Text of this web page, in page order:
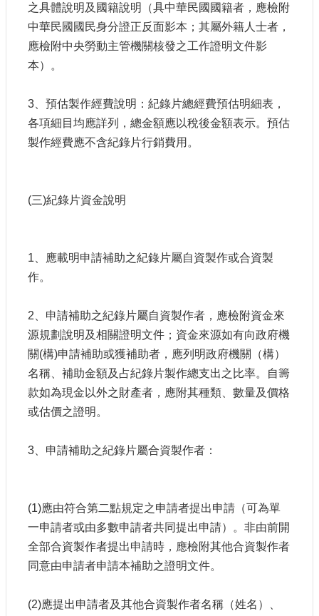
之具體說明及國籍說明（具中華民國國籍者，應檢附
中華民國國民身分證正反面影本；其屬外籍人士者，
應檢附中央勞動主管機關核發之工作證明文件影
本）。
3、預估製作經費說明：紀錄片總經費預估明細表，
各項細目均應詳列，總金額應以稅後金額表示。預估
製作經費應不含紀錄片行銷費用。
(三)紀錄片資金說明
1、應載明申請補助之紀錄片屬自資製作或合資製
作。
2、申請補助之紀錄片屬自資製作者，應檢附資金來
源規劃說明及相關證明文件；資金來源如有向政府機
關(構)申請補助或獲補助者，應列明政府機關（構）
名稱、補助金額及占紀錄片製作總支出之比率。自籌
款如為現金以外之財產者，應附其種類、數量及價格
或估價之證明。
3、申請補助之紀錄片屬合資製作者：
(1)應由符合第二點規定之申請者提出申請（可為單
一申請者或由多數申請者共同提出申請）。非由前開
全部合資製作者提出申請時，應檢附其他合資製作者
同意由申請者申請本補助之證明文件。
(2)應提出申請者及其他合資製作者名稱（姓名）、